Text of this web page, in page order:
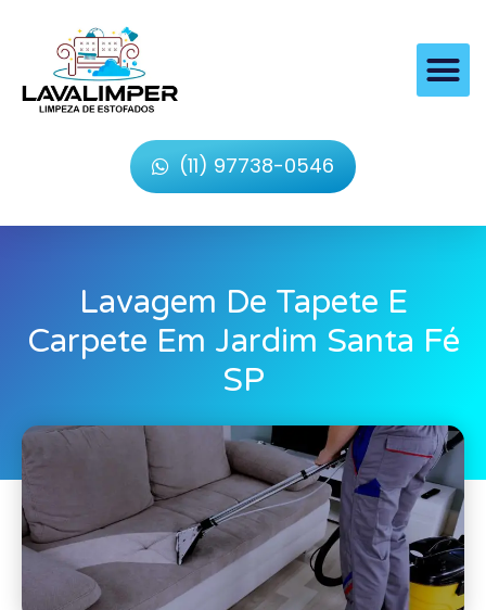
(11) 97738-0546
Lavagem De Tapete E
Carpete Em Jardim Santa Fé
SP